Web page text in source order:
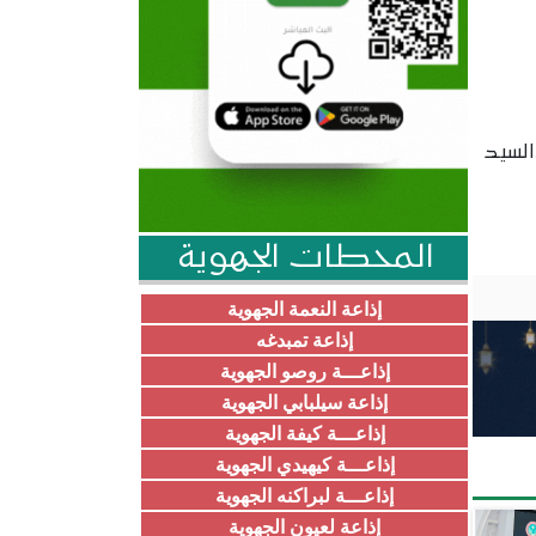
المحطات الجهوية
إذاعة النعمة الجهوية
إذاعة تمبدغه
إذاعـــة روصو الجهوية
إذاعة سيلبابي الجهوية
إذاعـــة كيفة الجهوية
إذاعـــة كيهيدي الجهوية
إذاعـــة لبراكنه الجهوية
إذاعة لعيون الجهوية